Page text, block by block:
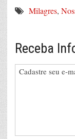
Milagres,
Receba
Cadastre seu e-